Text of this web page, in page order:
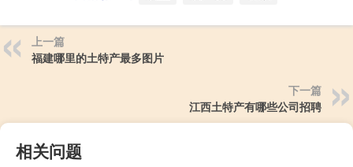
上一篇
福建哪里的土特产最多图片
下一篇
江西土特产有哪些公司招聘
相关问题